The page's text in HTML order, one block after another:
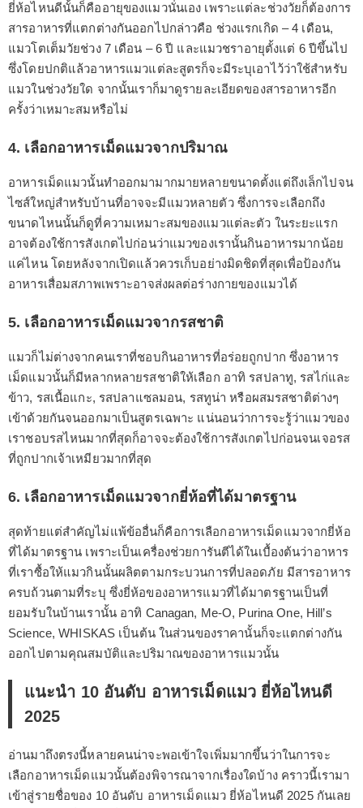
ยี่ห้อไหนดีนั้นก็คืออายุของแมวนั่นเอง เพราะแต่ละช่วงวัยก็ต้องการ
สารอาหารที่แตกต่างกันออกไปกล่าวคือ ช่วงแรกเกิด – 4 เดือน,
แมวโตเต็มวัยช่วง 7 เดือน – 6 ปี และแมวชราอายุตั้งแต่ 6 ปีขึ้นไป
ซึ่งโดยปกติแล้วอาหารแมวแต่ละสูตรก็จะมีระบุเอาไว้ว่าใช้สำหรับ
แมวในช่วงวัยใด จากนั้นเราก็มาดูรายละเอียดของสารอาหารอีก
ครั้งว่าเหมาะสมหรือไม่
4. เลือกอาหารเม็ดแมวจากปริมาณ
อาหารเม็ดแมวนั้นทำออกมามากมายหลายขนาดตั้งแต่ถึงเล็กไปจน
ไซส์ใหญ่สำหรับบ้านที่อาจจะมีแมวหลายตัว ซึ่งการจะเลือกถึง
ขนาดไหนนั้นก็ดูที่ความเหมาะสมของแมวแต่ละตัว ในระยะแรก
อาจต้องใช้การสังเกตไปก่อนว่าแมวของเรานั้นกินอาหารมากน้อย
แค่ไหน โดยหลังจากเปิดแล้วควรเก็บอย่างมิดชิดที่สุดเพื่อป้องกัน
อาหารเสื่อมสภาพเพราะอาจส่งผลต่อร่างกายของแมวได้
5. เลือกอาหารเม็ดแมวจากรสชาติ
แมวก็ไม่ต่างจากคนเราที่ชอบกินอาหารที่อร่อยถูกปาก ซึ่งอาหาร
เม็ดแมวนั้นก็มีหลากหลายรสชาติให้เลือก อาทิ รสปลาทู, รสไก่และ
ข้าว, รสเนื้อแกะ, รสปลาแซลมอน, รสทูน่า หรือผสมรสชาติต่างๆ
เข้าด้วยกันจนออกมาเป็นสูตรเฉพาะ แน่นอนว่าการจะรู้ว่าแมวของ
เราชอบรสไหนมากที่สุดก็อาจจะต้องใช้การสังเกตไปก่อนจนเจอรส
ที่ถูกปากเจ้าเหมียวมากที่สุด
6. เลือกอาหารเม็ดแมวจากยี่ห้อที่ได้มาตรฐาน
สุดท้ายแต่สำคัญไม่แพ้ข้ออื่นก็คือการเลือกอาหารเม็ดแมวจากยี่ห้อ
ที่ได้มาตรฐาน เพราะเป็นเครื่องช่วยการันตีได้ในเบื้องต้นว่าอาหาร
ที่เราซื้อให้แมวกินนั้นผลิตตามกระบวนการที่ปลอดภัย มีสารอาหาร
ครบถ้วนตามที่ระบุ ซึ่งยี่ห้อของอาหารแมวที่ได้มาตรฐานเป็นที่
ยอมรับในบ้านเรานั้น อาทิ Canagan, Me-O, Purina One, Hill’s
Science, WHISKAS เป็นต้น ในส่วนของราคานั้นก็จะแตกต่างกัน
ออกไปตามคุณสมบัติและปริมาณของอาหารแมวนั้น
แนะนำ 10 อันดับ อาหารเม็ดแมว ยี่ห้อไหนดี
2025
อ่านมาถึงตรงนี้หลายคนน่าจะพอเข้าใจเพิ่มมากขึ้นว่าในการจะ
เลือกอาหารเม็ดแมวนั้นต้องพิจารณาจากเรื่องใดบ้าง คราวนี้เรามา
เข้าสู่รายชื่อของ 10 อันดับ อาหารเม็ดแมว ยี่ห้อไหนดี 2025 กันเลย